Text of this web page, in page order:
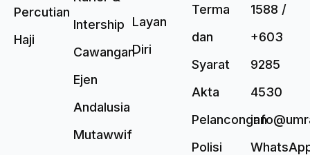
Percutian
Haji
Intership
Cawangan
Ejen
Andalusia
Mutawwif
Layan
Diri
Terma
dan
Syarat
Akta
Pelancongan
Polisi
1588 /
+603
9285
4530